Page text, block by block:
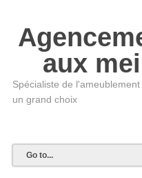
aux
Spécialiste de
un grand choix